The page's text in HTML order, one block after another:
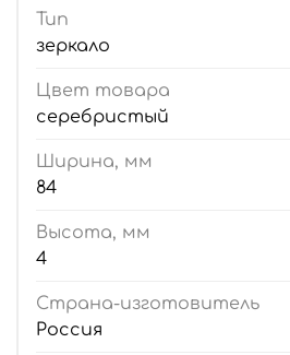
Тип
зеркало
Цвет товара
серебристый
Ширина, мм
84
Высота, мм
4
Страна-изготовитель
Россия